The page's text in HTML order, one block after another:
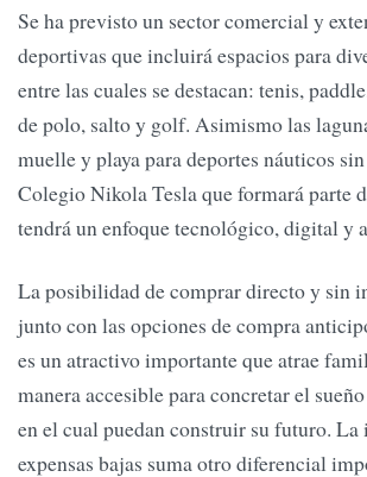
Se ha previsto un sector comercial y
deportivas que incluirá espacios para
entre las cuales se destacan: tenis,
de polo, salto y golf. Asimismo las
muelle y playa para deportes náuticos
Colegio Nikola Tesla que formará parte
tendrá un enfoque tecnológico, digital y
La posibilidad de comprar directo y sin
junto con las opciones de compra
es un atractivo importante que atrae
manera accesible para concretar el
en el cual puedan construir su futuro. La
expensas bajas suma otro diferencial